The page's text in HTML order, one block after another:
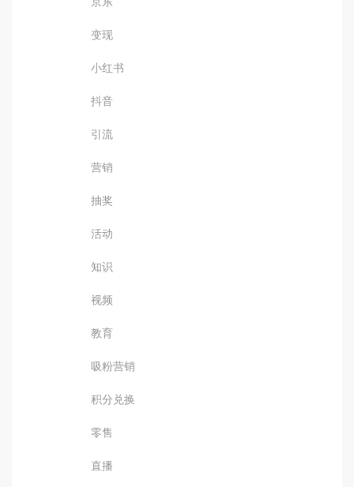
变现
小红书
抖音
引流
营销
抽奖
活动
知识
视频
教育
吸粉营销
积分兑换
零售
直播